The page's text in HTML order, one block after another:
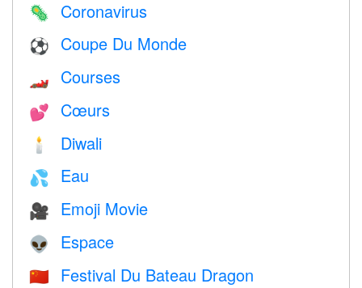
🦠 Coronavirus
⚽ Coupe Du Monde
🏎 Courses
💕 Cœurs
🕯 Diwali
💦 Eau
🎥 Emoji Movie
👽 Espace
🇨🇳 Festival Du Bateau Dragon